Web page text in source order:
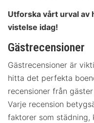
Utforska vårt urval av
vistelse idag!
Gästrecensioner
Gästrecensioner är
hitta det perfekta
recensioner från
Varje recension
faktorer som